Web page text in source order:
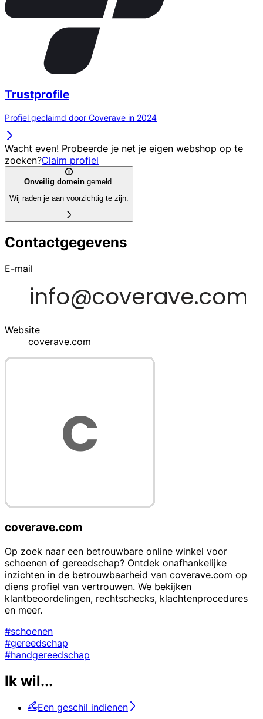
Trustprofile
Profiel geclaimd door Coverave in 2024
Wacht even! Probeerde je net je eigen webshop op te
zoeken?Claim profiel
Onveilig domein gemeld.
Wij raden je aan voorzichtig te zijn.
Contactgegevens
E-mail
Website
coverave.com
coverave.com
Op zoek naar een betrouwbare online winkel voor
schoenen of gereedschap? Ontdek onafhankelijke
inzichten in de betrouwbaarheid van coverave.com op
diens profiel van vertrouwen. We bekijken
klantbeoordelingen, rechtschecks, klachtenprocedures
en meer.
#schoenen
#gereedschap
#handgereedschap
Ik wil...
Een geschil indienen